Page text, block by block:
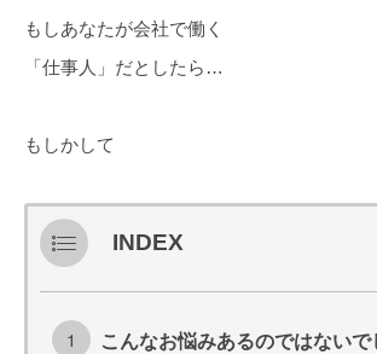
もしあなたが会社で働く
「仕事人」だとしたら…
もしかして
INDEX
こんなお悩みあるのではないで